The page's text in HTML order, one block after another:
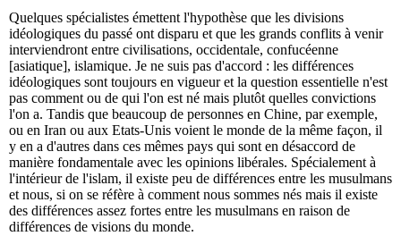
Quelques spécialistes émettent l'hypothèse que les divisions
idéologiques du passé ont disparu et que les grands conflits à venir
interviendront entre civilisations, occidentale, confucéenne
[asiatique], islamique. Je ne suis pas d'accord : les différences
idéologiques sont toujours en vigueur et la question essentielle n'est
pas comment ou de qui l'on est né mais plutôt quelles convictions
l'on a. Tandis que beaucoup de personnes en Chine, par exemple,
ou en Iran ou aux Etats-Unis voient le monde de la même façon, il
y en a d'autres dans ces mêmes pays qui sont en désaccord de
manière fondamentale avec les opinions libérales. Spécialement à
l'intérieur de l'islam, il existe peu de différences entre les musulmans
et nous, si on se réfère à comment nous sommes nés mais il existe
des différences assez fortes entre les musulmans en raison de
différences de visions du monde.